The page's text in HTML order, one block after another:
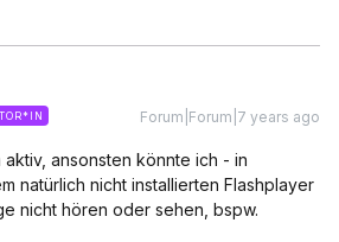
Forum|Forum|7 years ago
aktiv, ansonsten könnte ich - in
natürlich nicht installierten Flashplayer
nicht hören oder sehen, bspw.